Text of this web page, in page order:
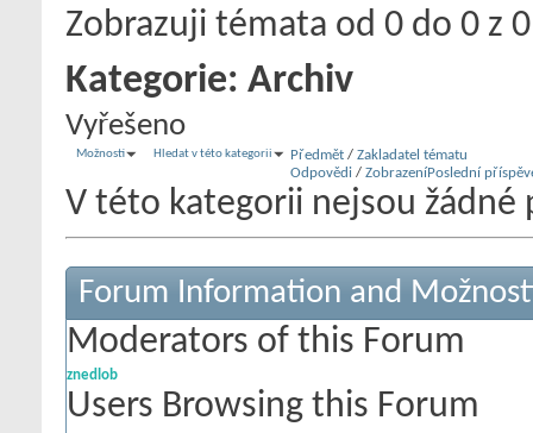
Zobrazuji témata od 0 do 0 z 0
Kategorie: Archiv
Vyřešeno
Možnosti Hledat v této kategorii Předmět / Zakladatel tématu
Odpovědi / ZobrazeníPoslední
V této kategorii nejsou žádné
Forum Information and
Moderators of this Forum
znedlob
Users Browsing this Forum